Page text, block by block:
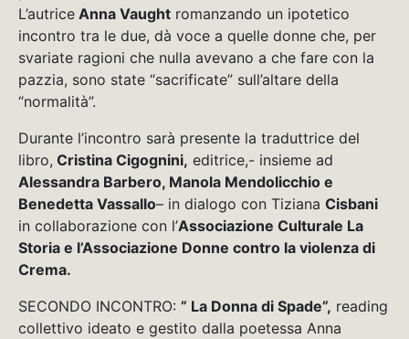
L’autrice Anna Vaught romanzando un ipotetico
incontro tra le due, dà voce a quelle donne che, per
svariate ragioni che nulla avevano a che fare con la
pazzia, sono state “sacrificate” sull’altare della
“normalità”.
Durante l’incontro sarà presente la traduttrice del
libro, Cristina Cigognini, editrice,- insieme ad
Alessandra Barbero, Manola Mendolicchio e
Benedetta Vassallo– in dialogo con Tiziana Cisbani
in collaborazione con l’Associazione Culturale La
Storia e l’Associazione Donne contro la violenza di
Crema.
SECONDO INCONTRO: ” La Donna di Spade”, reading
collettivo ideato e gestito dalla poetessa Anna